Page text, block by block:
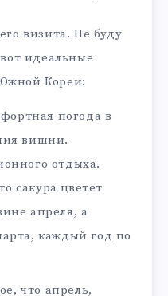
визита. Не буду
идеальные
Кореи:
погода в
вишни.
отдыха.
сакура цветет
апреля, а
каждый год по
что апрель,